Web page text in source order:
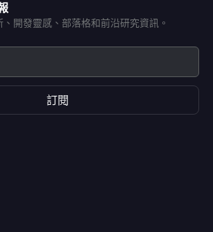
開發靈感、部落格和前沿研究資訊。
訂閱